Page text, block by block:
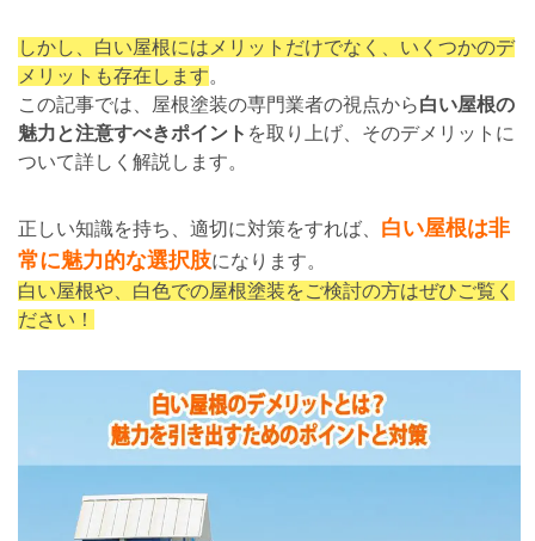
しかし、白い屋根にはメリットだけでなく、いくつかのデ
メリットも存在します。
この記事では、屋根塗装の専門業者の視点から白い屋根の
魅力と注意すべきポイント を取り上げ、そのデメリットに
ついて詳しく解説します。
正しい知識を持ち、適切に対策をすれば、 白い屋根は非
常に魅力的な選択肢になります。
白い屋根や、白色での屋根塗装をご検討の方はぜひご覧く
ださい！